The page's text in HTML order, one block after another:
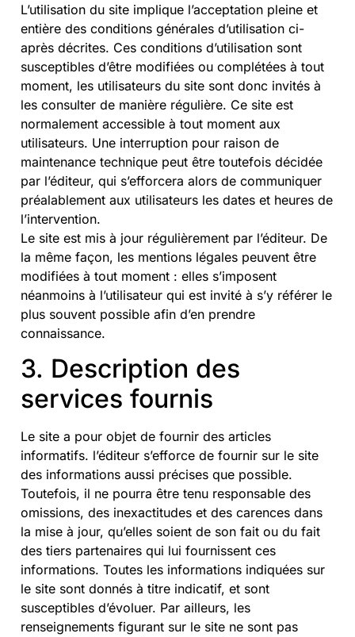
L’utilisation du site implique l’acceptation pleine et
entière des conditions générales d’utilisation ci-
après décrites. Ces conditions d’utilisation sont
susceptibles d’être modifiées ou complétées à tout
moment, les utilisateurs du site sont donc invités à
les consulter de manière régulière. Ce site est
normalement accessible à tout moment aux
utilisateurs. Une interruption pour raison de
maintenance technique peut être toutefois décidée
par l’éditeur, qui s’efforcera alors de communiquer
préalablement aux utilisateurs les dates et heures de
l’intervention.
Le site est mis à jour régulièrement par l’éditeur. De
la même façon, les mentions légales peuvent être
modifiées à tout moment : elles s’imposent
néanmoins à l’utilisateur qui est invité à s’y référer le
plus souvent possible afin d’en prendre
connaissance.
3. Description des
services fournis
Le site a pour objet de fournir des articles
informatifs. l’éditeur s’efforce de fournir sur le site
des informations aussi précises que possible.
Toutefois, il ne pourra être tenu responsable des
omissions, des inexactitudes et des carences dans
la mise à jour, qu’elles soient de son fait ou du fait
des tiers partenaires qui lui fournissent ces
informations. Toutes les informations indiquées sur
le site sont donnés à titre indicatif, et sont
susceptibles d’évoluer. Par ailleurs, les
renseignements figurant sur le site ne sont pas